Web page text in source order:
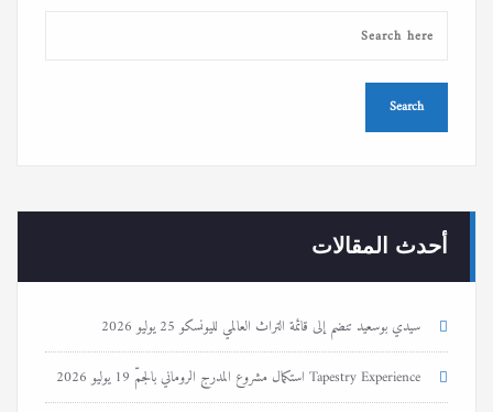
أحدث المقالات
سيدي بوسعيد تنضم إلى قائمة التراث العالمي لليونسكو25 يوليو 2026
Tapestry Experience استكمال مشروع المدرج الروماني بالجمّ
19 يوليو 2026